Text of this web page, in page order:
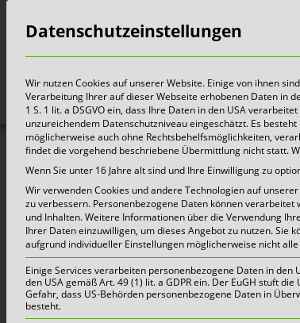
Bürger
FÜR
Datenschutzeinstellungen
Wir nutzen Cookies auf unserer Website. Einige von ihnen
Verarbeitung Ihrer auf dieser Webseite erhobenen Daten in
1 S. 1 lit. a DSGVO ein, dass Ihre Daten in den USA
unzureichendem Datenschutzniveau eingeschätzt. Es
möglicherweise auch ohne Rechtsbehelfsmöglichkeiten,
findet die vorgehend beschriebene Übermittlung nicht statt.
Wenn Sie unter 16 Jahre alt sind und Ihre Einwilligung zu
Wir verwenden Cookies und andere Technologien auf
zu verbessern. Personenbezogene Daten können verarbeitet
und Inhalten.Weitere Informationen über die Verwendung
Ihrer Daten einzuwilligen, um dieses Angebot zu nutzen.Sie
aufgrund individueller Einstellungen möglicherweise nicht
Einige Services verarbeiten personenbezogene Daten in
den USA gemäß Art. 49 (1) lit. a GDPR ein. Der EuGH stuft
Gefahr, dass US-Behörden personenbezogene Daten in
besteht.